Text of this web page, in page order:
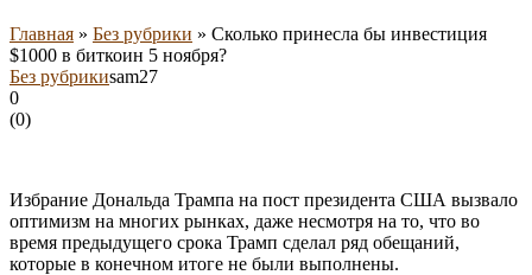
Главная » Без рубрики » Сколько принесла бы инвестиция
$1000 в биткоин 5 ноября?
Без рубрикиsam27
0
(0)
Избрание Дональда Трампа на пост президента США вызвало
оптимизм на многих рынках, даже несмотря на то, что во
время предыдущего срока Трамп сделал ряд обещаний,
которые в конечном итоге не были выполнены.